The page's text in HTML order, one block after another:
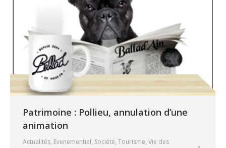
Patrimoine : Pollieu, annulation d’une
animation
Actualités, Evenementiel, Société, Tourisme, Vie des